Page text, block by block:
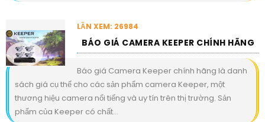
LẦN XEM: 26984
BÁO GIÁ CAMERA KEEPER CHÍNH HÃNG
Báo giá Camera Keeper chính hãng là danh
sách giá cụ thể cho các sản phẩm camera Keeper, một
thương hiệu camera nổi tiếng và uy tín trên thị trường. Sản
phẩm của Keeper có chất...